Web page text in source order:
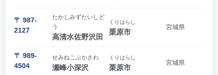
〒 987-
2127
たかしみずたいしど
う
高清水佐野沢田
くりはらし
栗原市
宮城県
〒 989-
4504
せみねこぶかさわ
瀬峰小深沢
くりはらし
栗原市
宮城県